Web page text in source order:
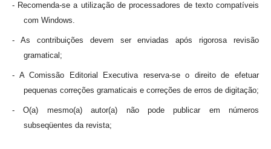
- Recomenda-se a utilização de processadores de texto compatíveis
com Windows.
- As contribuições devem ser enviadas após rigorosa revisão
gramatical;
- A Comissão Editorial Executiva reserva-se o direito de efetuar
pequenas correções gramaticais e correções de erros de digitação;
- O(a) mesmo(a) autor(a) não pode publicar em números
subseqüentes da revista;